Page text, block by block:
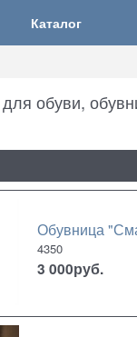
Каталог
обуви,
Обувница
4350
3 000руб.